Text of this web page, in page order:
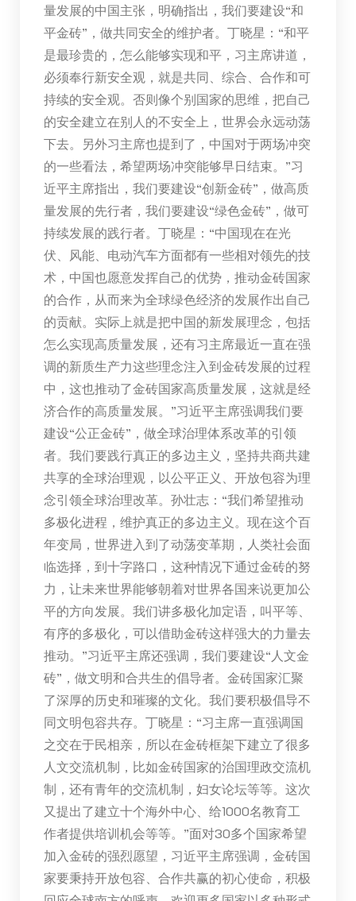
量发展的中国主张，明确指出，我们要建设“和
平金砖”，做共同安全的维护者。丁晓星：“和平
是最珍贵的，怎么能够实现和平，习主席讲道，
必须奉行新安全观，就是共同、综合、合作和可
持续的安全观。否则像个别国家的思维，把自己
的安全建立在别人的不安全上，世界会永远动荡
下去。另外习主席也提到了，中国对于两场冲突
的一些看法，希望两场冲突能够早日结束。”习
近平主席指出，我们要建设“创新金砖”，做高质
量发展的先行者，我们要建设“绿色金砖”，做可
持续发展的践行者。丁晓星：“中国现在在光
伏、风能、电动汽车方面都有一些相对领先的技
术，中国也愿意发挥自己的优势，推动金砖国家
的合作，从而来为全球绿色经济的发展作出自己
的贡献。实际上就是把中国的新发展理念，包括
怎么实现高质量发展，还有习主席最近一直在强
调的新质生产力这些理念注入到金砖发展的过程
中，这也推动了金砖国家高质量发展，这就是经
济合作的高质量发展。”习近平主席强调我们要
建设“公正金砖”，做全球治理体系改革的引领
者。我们要践行真正的多边主义，坚持共商共建
共享的全球治理观，以公平正义、开放包容为理
念引领全球治理改革。孙壮志：“我们希望推动
多极化进程，维护真正的多边主义。现在这个百
年变局，世界进入到了动荡变革期，人类社会面
临选择，到十字路口，这种情况下通过金砖的努
力，让未来世界能够朝着对世界各国来说更加公
平的方向发展。我们讲多极化加定语，叫平等、
有序的多极化，可以借助金砖这样强大的力量去
推动。”习近平主席还强调，我们要建设“人文金
砖”，做文明和合共生的倡导者。金砖国家汇聚
了深厚的历史和璀璨的文化。我们要积极倡导不
同文明包容共存。丁晓星：“习主席一直强调国
之交在于民相亲，所以在金砖框架下建立了很多
人文交流机制，比如金砖国家的治国理政交流机
制，还有青年的交流机制，妇女论坛等等。这次
又提出了建立十个海外中心、给1000名教育工
作者提供培训机会等等。”面对30多个国家希望
加入金砖的强烈愿望，习近平主席强调，金砖国
家要秉持开放包容、合作共赢的初心使命，积极